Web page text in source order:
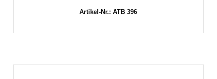
Artikel-Nr.: ATB 396